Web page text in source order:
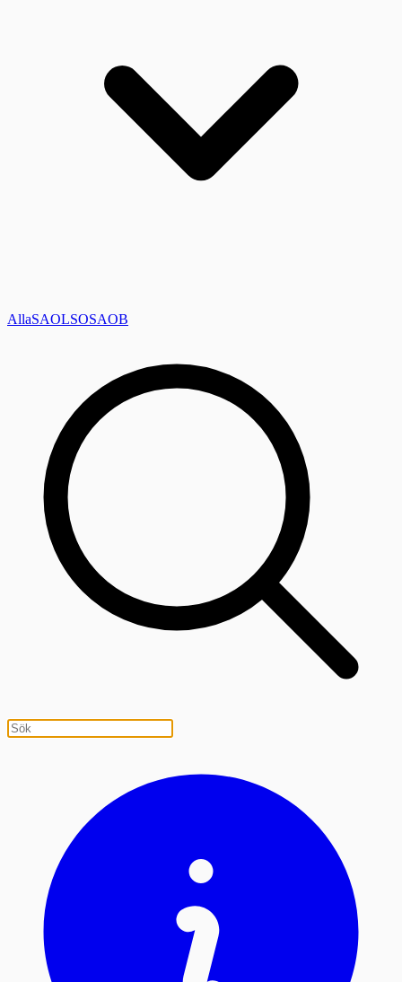
AllaSAOLSOSAOB